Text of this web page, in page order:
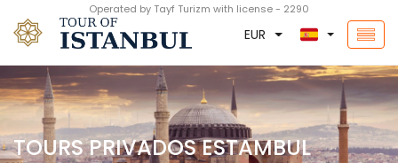
Operated by Tayf Turizm with license - 2290
EUR
TOURS PRIVADOS ESTAMBUL